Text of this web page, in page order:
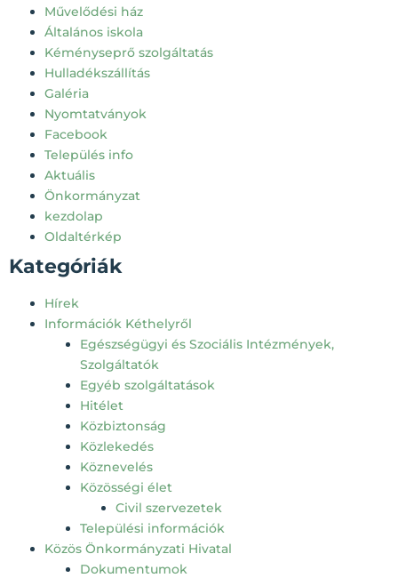
Művelődési ház
Általános iskola
Kéményseprő szolgáltatás
Hulladékszállítás
Galéria
Nyomtatványok
Facebook
Település info
Aktuális
Önkormányzat
kezdolap
Oldaltérkép
Kategóriák
Hírek
Információk Kéthelyről
Egészségügyi és Szociális Intézmények,
Szolgáltatók
Egyéb szolgáltatások
Hitélet
Közbiztonság
Közlekedés
Köznevelés
Közösségi élet
Civil szervezetek
Települési információk
Közös Önkormányzati Hivatal
Dokumentumok